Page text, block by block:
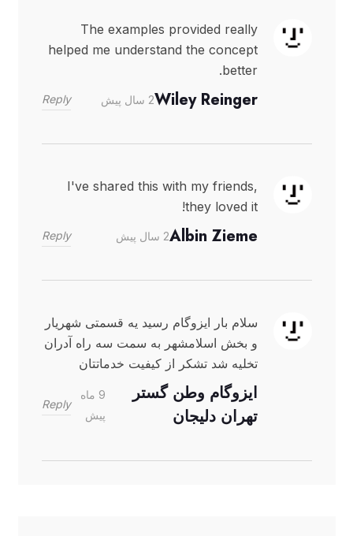
The examples provided really
helped me understand the concept
better.
Wiley Reinger2 سال پیش Reply
I've shared this with my friends,
they loved it!
Albin Zieme2 سال پیش Reply
سلام بار ایزوگام رسید یه قسمتی شهریار
و بخش اسلامشهر به سمت سه راه آدران
تخلیه شد تشکر از کیفیت خدماتتان
ایزوگام وطن گستر
تهران دلیجان
9 ماه
پیش
Reply